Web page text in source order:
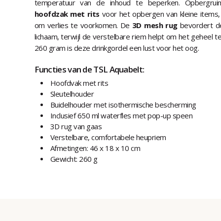
temperatuur van de inhoud te beperken.
hoofdzak met rits voor het opbergen van kleine
om verlies te voorkomen. De 3D mesh rugbevordert
lichaam, terwijl de verstelbare riem helpt om het geheel
260 gram is deze drinkgordel een lust voor het oog.
Functies van de TSL Aquabelt:
Hoofdvak met rits
Sleutelhouder
Buidelhouder met isothermische bescherming
Inclusief 650 ml waterfles met pop-up speen
3D rug van gaas
Verstelbare, comfortabele heupriem
Afmetingen: 46 x 18 x 10 cm
Gewicht: 260 g